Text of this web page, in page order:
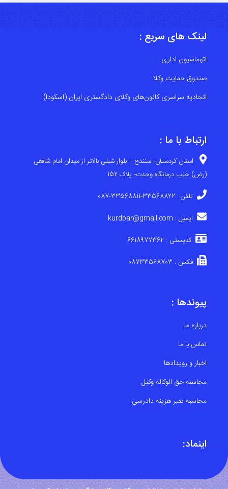
لینک های سریع :
اتوماسیون اداری
صندوق حمایت وکلا
اتحادیه سراسری کانون‌های وکلای دادگستری ایران (اسکودا)
پیوندها :
درباره ما
تماس با ما
اخبار و رویدادها
محاسبه حق الوکاله وکیل
محاسبه تمبر هزینه دادرسی
ارتباط با ما :
استان کردستان- سنندج – بلوار شبلی بالاتر از میدان امام شافعی
(رض) جنب درمانگاه وحدت- پلاک 152
تلفن : 33568822-33568811-087
ایمیل : kurdbar@gmail.com
کدپستی : 6618977362
فکس : 08733568703
اینماد: